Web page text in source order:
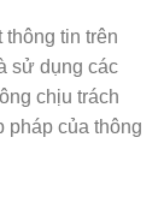
thông tin trên
sử dụng các
chịu trách
pháp của thông